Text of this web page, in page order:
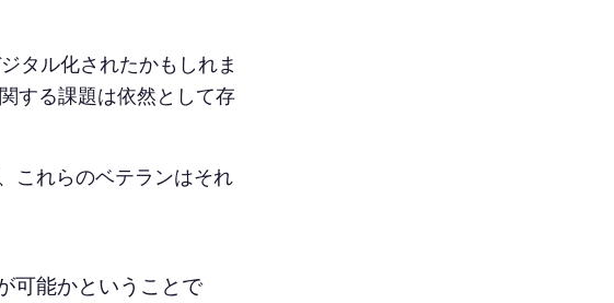
タル化されたかもしれま
する課題は依然として存
これらのベテランはそれ
可能かということで